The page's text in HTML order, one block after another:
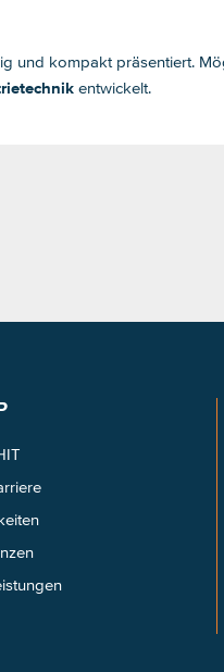
und kompakt präsentiert.
entwickelt.